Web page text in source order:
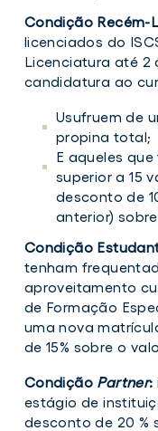
Condição Recém-
licenciados do
Licenciatura até 2
candidatura ao
Usufruem de
propina total;
E aqueles
superior a 15
desconto de
anterior)
Condição
tenham
aproveitamento
de Formação
uma nova
de 15% sobre o
Condição Partner:
estágio de
desconto de 20 %